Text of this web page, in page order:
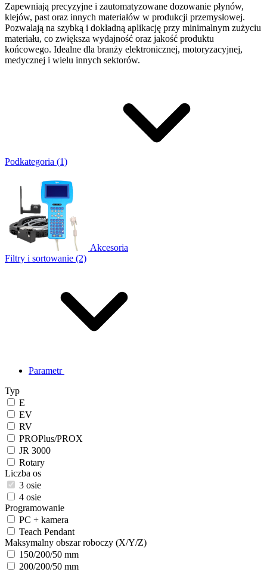
Zapewniają precyzyjne i zautomatyzowane dozowanie płynów,
klejów, past oraz innych materiałów w produkcji przemysłowej.
Pozwalają na szybką i dokładną aplikację przy minimalnym zużyciu
materiału, co zwiększa wydajność oraz jakość produktu
końcowego. Idealne dla branży elektronicznej, motoryzacyjnej,
medycznej i wielu innych sektorów.
Podkategoria (1)
Akcesoria
Filtry i sortowanie (2)
Parametr
Typ
E
EV
RV
PROPlus/PROX
JR 3000
Rotary
Liczba os
3 osie
4 osie
Programowanie
PC + kamera
Teach Pendant
Maksymalny obszar roboczy (X/Y/Z)
150/200/50 mm
200/200/50 mm